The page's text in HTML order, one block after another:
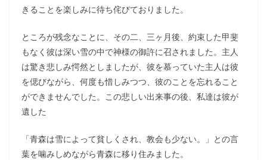
きることを楽しみに待ち侘びておりました。
ところが残念なことに、その二、三ヶ月後、約束した甲斐
もなく彼は深い雪の中で神様の御許に召されました。主人
は驚き悲しみ愕然としましたが、彼を慕っていた主人は彼
を偲びながら、何度も惜しみつつ、彼のことを忘れること
ができませんでした。この悲しい出来事の後、私達は彼が
遺した
「青森は雪によって貧しくされ、教会も少ない。」との言
葉を噛みしめながら青森に移り住みました。